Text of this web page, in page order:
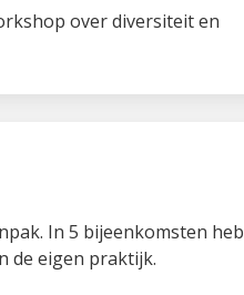
over diversiteit en
In 5 bijeenkomsten heb
de eigen praktijk.